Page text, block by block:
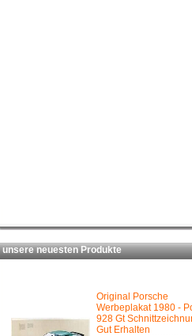
neuesten Produkte
Original Porsche
Werbeplakat 1980 -
928 Gt
Gut Erhalten